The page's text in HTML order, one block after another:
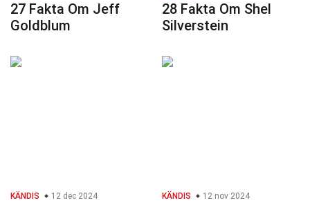
27 Fakta Om Jeff
Goldblum
28 Fakta Om Shel
Silverstein
KÄNDIS 12 dec 2024 KÄNDIS 12 nov 2024